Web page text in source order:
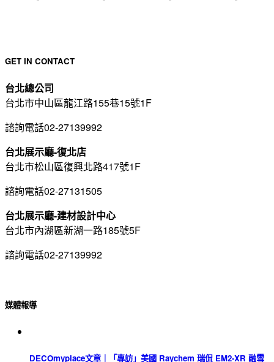
GET IN CONTACT
台北總公司
台北市中山區龍江路155巷15號1F
諮詢電話02-27139992
台北展示廳-復北店
台北市松山區復興北路417號1F
諮詢電話02-27131505
台北展示廳-建材設計中心
台北市內湖區新湖一路185號5F
諮詢電話02-27139992
媒體報導
DECOmyplace文章｜「專訪」美國 Raychem 瑞侃 EM2-XR 融雪